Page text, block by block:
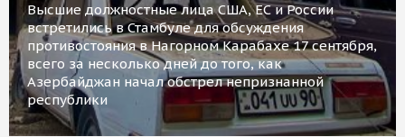
Высшие должностные лица США, ЕС и России
встретились в Стамбуле для обсуждения
противостояния в Нагорном Карабахе 17 сентября,
всего за несколько дней до того, как
Азербайджан начал обстрел непризнанной
республики